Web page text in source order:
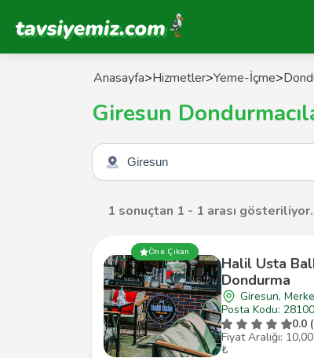
Tavsiyemiz Anasayfa
Anasayfa>Hizmetler>Yeme-İçme>
Giresun
Şehir seçin
1 sonuçtan 1 - 1 arası gösteriliyor.
Öne Çıkan
Halil Usta
Dondurma
Giresun,
Posta Kodu: 28100
0.0
Fiyat Aralığı:
₺